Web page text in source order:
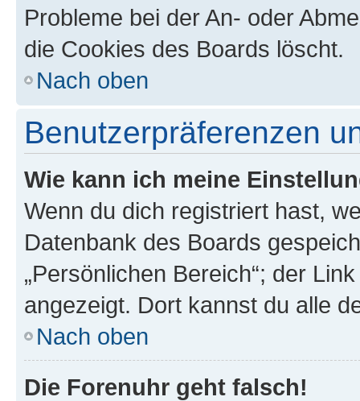
Probleme bei der An- oder
die Cookies des Boards löscht.
Nach oben
Benutzerpräferenzen
Wie kann ich meine
Wenn du dich registriert hast,
Datenbank des Boards
„Persönlichen Bereich“; der
angezeigt. Dort kannst du alle
Nach oben
Die Forenuhr geht falsch!